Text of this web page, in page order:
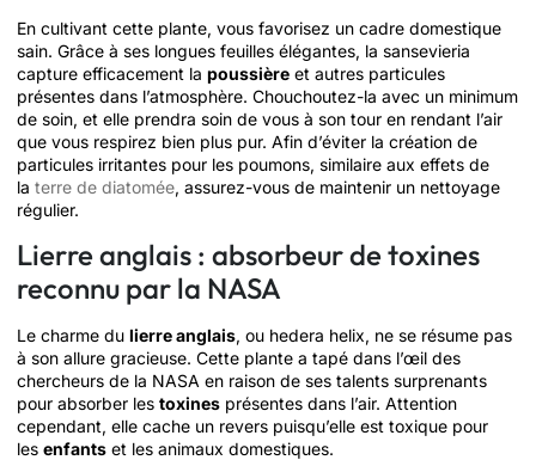
En cultivant cette plante, vous favorisez un cadre domestique
sain. Grâce à ses longues feuilles élégantes, la sansevieria
capture efficacement la poussière et autres particules
présentes dans l’atmosphère. Chouchoutez-la avec un minimum
de soin, et elle prendra soin de vous à son tour en rendant l’air
que vous respirez bien plus pur. Afin d’éviter la création de
particules irritantes pour les poumons, similaire aux effets de
la terre de diatomée, assurez-vous de maintenir un nettoyage
régulier.
Lierre anglais : absorbeur de toxines
reconnu par la NASA
Le charme du lierre anglais, ou hedera helix, ne se résume pas
à son allure gracieuse. Cette plante a tapé dans l’œil des
chercheurs de la NASA en raison de ses talents surprenants
pour absorber les toxines présentes dans l’air. Attention
cependant, elle cache un revers puisqu’elle est toxique pour
les enfants et les animaux domestiques.